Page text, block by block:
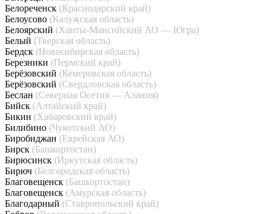
Белореченск (Краснодарский край)
Белоусово (Калужская область)
Белоярский (Ханты-Мансийский АО — Югра)
Белый (Тверская область)
Бердск (Новосибирская область)
Березники (Пермский край)
Берёзовский (Кемеровская область)
Берёзовский (Свердловская область)
Беслан (Северная Осетия — Алания)
Бийск (Алтайский край)
Бикин (Хабаровский край)
Билибино (Чукотский АО)
Биробиджан (Еврейская АО)
Бирск (Башкортостан)
Бирюсинск (Иркутская область)
Бирюч (Белгородская область)
Благовещенск (Башкортостан)
Благовещенск (Амурская область)
Благодарный (Ставропольский край)